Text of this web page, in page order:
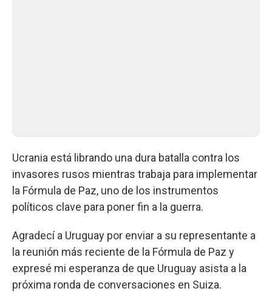
Ucrania está librando una dura batalla contra los
invasores rusos mientras trabaja para implementar
la Fórmula de Paz, uno de los instrumentos
políticos clave para poner fin a la guerra.
Agradecí a Uruguay por enviar a su representante a
la reunión más reciente de la Fórmula de Paz y
expresé mi esperanza de que Uruguay asista a la
próxima ronda de conversaciones en Suiza.